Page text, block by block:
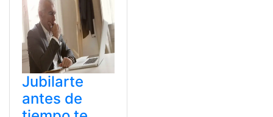
Jubilarte
antes de